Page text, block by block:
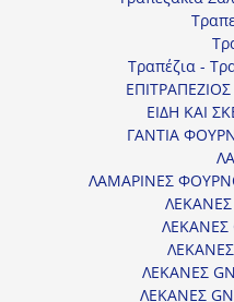
Τραπέζια -
ΕΙΔΗ ΚΑΙ
ΓΑΝΤΙΑ
ΛΑΜΑΡΙΝΕΣ
ΛΕΚΑΝΕΣ
ΛΕΚΑΝΕΣ
ΛΕΚΑΝΕΣ
ΛΕΚΑΝΕΣ